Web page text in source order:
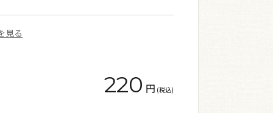
見る
220 円 (税込)